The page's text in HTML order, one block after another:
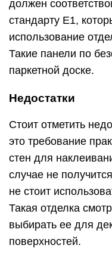
должен
стандарту E1,
использование
Такие панели по
паркетной доске.
Недостатки
Стоит отметить
это требование
стен для
случае не
не стоит
Такая отделка
выбирать ее для
поверхностей.